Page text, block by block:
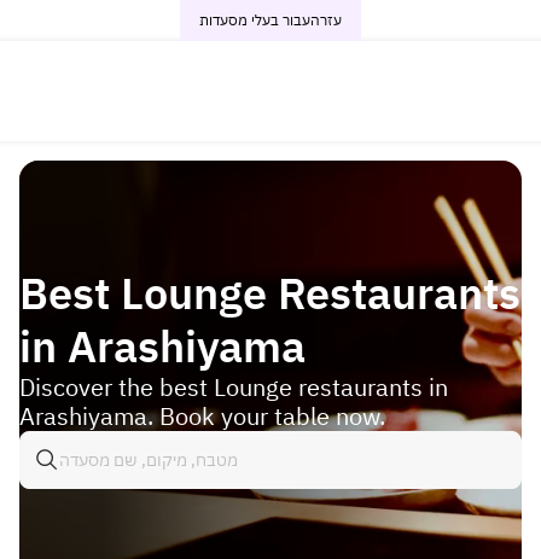
עבור בעלי מסעדותעזרה
Best Lounge Restaurants
in Arashiyama
Discover the best Lounge restaurants in
Arashiyama. Book your table now.